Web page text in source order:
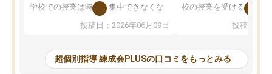
学校での授業は時々、集中できなくな
ってしまっていたこともあったようで
な環境の中、ぐんぐんと問題を解き、
大変満足してパソコンに向かうことが
投稿日：2026年06月09日
校の授業を受けるので授
ストなど塾で受けるこ
か、他の学校へ通ってい
の生徒さん達はどのくら
投稿日：
超個別指導 練成会PLUSの口コミをもっとみる